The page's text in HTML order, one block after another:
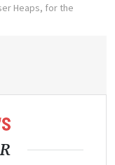
Heaps, for the